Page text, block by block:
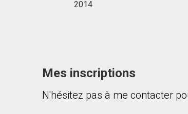
2014
Mes inscriptions
N'hésitez pas à me contacter